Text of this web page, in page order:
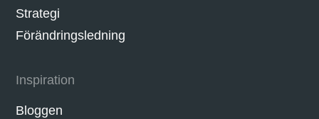
Strategi
Förändringsledning
Inspiration
Bloggen